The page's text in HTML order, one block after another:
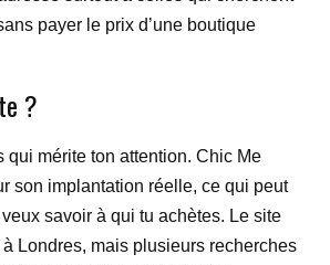
payer le prix d’une boutique
?
qui mérite ton attention. Chic Me
son implantation réelle, ce qui peut
savoir à qui tu achètes. Le site
Londres, mais plusieurs recherches